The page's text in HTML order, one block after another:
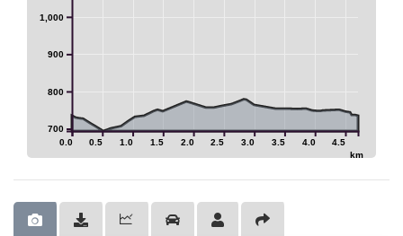
0.0 0.5 1.0 1.5 2.0 2.5 3.0 3.5 4.0 4.5
km
700
800
900
1,000